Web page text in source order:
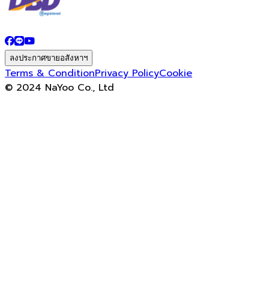
ลงประกาศขายอสังหาฯ
Terms & ConditionPrivacy PolicyCookie
© 2024 NaYoo Co., Ltd